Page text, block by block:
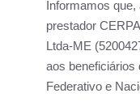
Informamos
prestador
Ltda-ME
aos beneficiários
Federativo e